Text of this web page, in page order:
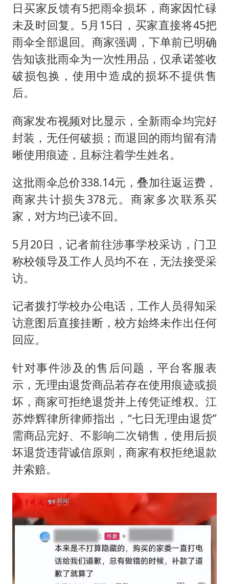
日买家反馈有5把雨伞损坏，商家因忙碌
未及时回复。5月15日，买家直接将45把
雨伞全部退回。商家强调，下单前已明确
告知该批雨伞为一次性用品，仅承诺签收
破损包换，使用中造成的损坏不提供售
后。
商家发布视频对比显示，全新雨伞均完好
封装，无任何破损；而退回的雨均留有清
晰使用痕迹，且标注着学生姓名。
这批雨伞总价338.14元，叠加往返运费，
商家共计损失378元。商家多次联系买
家，对方均已读不回。
5月20日，记者前往涉事学校采访，门卫
称校领导及工作人员均不在，无法接受采
访。
记者拨打学校办公电话，工作人员得知采
访意图后直接挂断，校方始终未作出任何
回应。
针对事件涉及的售后问题，平台客服表
示，无理由退货商品若存在使用痕迹或损
坏，商家可拒绝退货并上传凭证维权。江
苏烨辉律所律师指出，“七日无理由退货”
需商品完好、不影响二次销售，使用后损
坏退货违背诚信原则，商家有权拒绝退款
并索赔。